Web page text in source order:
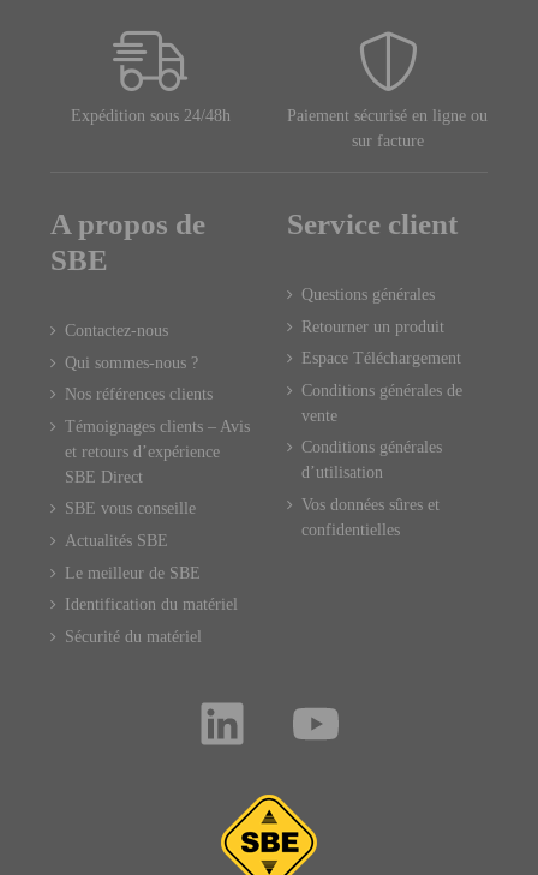
Expédition sous 24/48h
Paiement sécurisé en ligne ou
sur facture
A propos de
SBE
Contactez-nous
Qui sommes-nous ?
Nos références clients
Témoignages clients – Avis
et retours d’expérience
SBE Direct
SBE vous conseille
Actualités SBE
Le meilleur de SBE
Identification du matériel
Sécurité du matériel
Service client
Questions générales
Retourner un produit
Espace Téléchargement
Conditions générales de
vente
Conditions générales
d’utilisation
Vos données sûres et
confidentielles